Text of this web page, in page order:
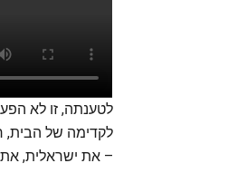
לטענתה, זו לא
לקדימה של הבית,
– את ישראלית,